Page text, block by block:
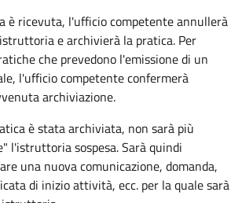
è ricevuta, l'ufficio competente annullerà
e archivierà la pratica. Per
che prevedono l'emissione di un
l'ufficio competente confermerà
archiviazione.
è stata archiviata, non sarà più
l'istruttoria sospesa. Sarà quindi
una nuova comunicazione, domanda,
di inizio attività, ecc. per la quale sarà